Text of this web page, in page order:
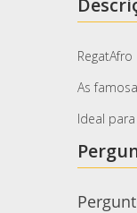
RegatAfro
As
Ideal